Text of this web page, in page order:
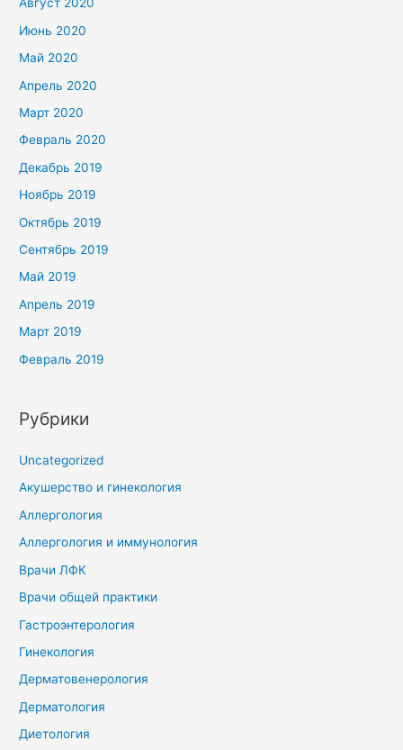
Август 2020
Июнь 2020
Май 2020
Апрель 2020
Март 2020
Февраль 2020
Декабрь 2019
Ноябрь 2019
Октябрь 2019
Сентябрь 2019
Май 2019
Апрель 2019
Март 2019
Февраль 2019
Рубрики
Uncategorized
Акушерство и гинекология
Аллергология
Аллергология и иммунология
Врачи ЛФК
Врачи общей практики
Гастроэнтерология
Гинекология
Дерматовенерология
Дерматология
Диетология